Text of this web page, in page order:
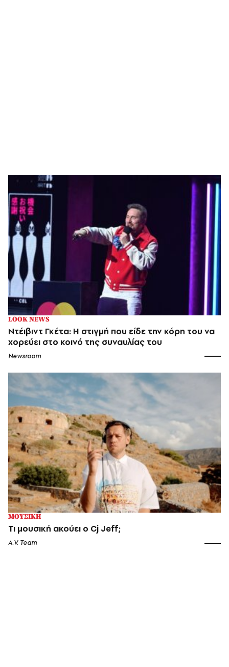
LOOK NEWS
Ντέιβιντ Γκέτα: Η στιγμή που είδε την κόρη του να
χορεύει στο κοινό της συναυλίας του
Newsroom
ΜΟΥΣΙΚΗ
Τι μουσική ακούει ο Cj Jeff;
A.V. Team